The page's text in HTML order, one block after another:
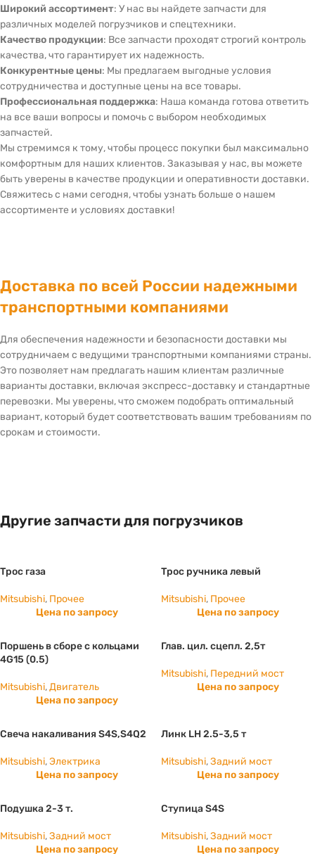
Широкий ассортимент: У нас вы найдете запчасти для
различных моделей погрузчиков и спецтехники.
Качество продукции: Все запчасти проходят строгий контроль
качества, что гарантирует их надежность.
Конкурентные цены: Мы предлагаем выгодные условия
сотрудничества и доступные цены на все товары.
Профессиональная поддержка: Наша команда готова ответить
на все ваши вопросы и помочь с выбором необходимых
запчастей.
Мы стремимся к тому, чтобы процесс покупки был максимально
комфортным для наших клиентов. Заказывая у нас, вы можете
быть уверены в качестве продукции и оперативности доставки.
Свяжитесь с нами сегодня, чтобы узнать больше о нашем
ассортименте и условиях доставки!
Доставка по всей России надежными
транспортными компаниями
Для обеспечения надежности и безопасности доставки мы
сотрудничаем с ведущими транспортными компаниями страны.
Это позволяет нам предлагать нашим клиентам различные
варианты доставки, включая экспресс-доставку и стандартные
перевозки. Мы уверены, что сможем подобрать оптимальный
вариант, который будет соответствовать вашим требованиям по
срокам и стоимости.
Другие запчасти для погрузчиков
Трос газа
Mitsubishi, Прочее
Цена по запросу
Трос ручника левый
Mitsubishi, Прочее
Цена по запросу
Поршень в сборе с кольцами
4G15 (0.5)
Mitsubishi,Двигатель
Цена по запросу
Глав. цил. сцепл. 2,5т
Mitsubishi, Передний мост
Цена по запросу
Свеча накаливания S4S,S4Q2
Mitsubishi,Электрика
Цена по запросу
Линк LH 2.5-3,5 т
Mitsubishi,Задний мост
Цена по запросу
Подушка 2-3 т.
Mitsubishi,Задний мост
Цена по запросу
Ступица S4S
Mitsubishi,Задний мост
Цена по запросу